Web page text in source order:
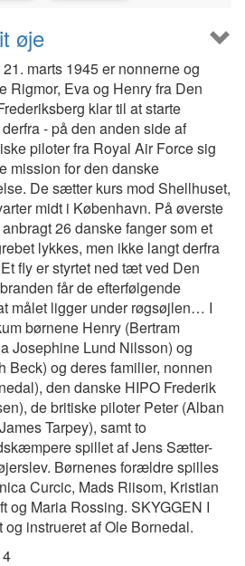
øje
marts 1945 er nonnerne og
Rigmor, Eva og Henry fra Den
klar til at starte
- på den anden side af
piloter fra Royal Air Force sig
mission for den danske
De sætter kurs mod Shellhuset,
midt i København. På øverste
26 danske fanger som et
lykkes, men ikke langt derfra
fly er styrtet ned tæt ved Den
får de efterfølgende
målet ligger under røgsøjlen… I
børnene Henry (Bertram
Josephine Lund Nilsson) og
Beck) og deres familier, nonnen
den danske HIPO Frederik
de britiske piloter Peter (Alban
Tarpey), samt to
spillet af Jens Sætter-
Børnenes forældre spilles
Curcic, Mads Riisom, Kristian
og Maria Rossing. SKYGGEN I
instrueret af Ole Bornedal.